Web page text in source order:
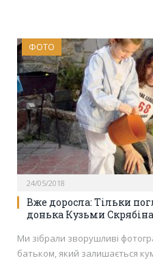
ФОТО
24/05/2018
Вже доросла: Тільки
донька Кузьми Скрябіна
Ми зібрали зворушливі
батьком, який залишається